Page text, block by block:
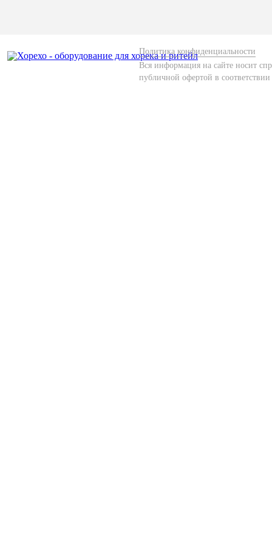
Политика конфиденциальности
Вся информация на сайте носит
публичной офертой в